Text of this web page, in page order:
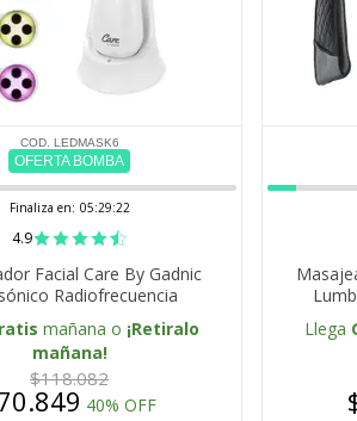
COD. LEDMASK6
OFERTA BOMBA
Finaliza en: 05:29:21
4.9
Facial Care By Gadnic
Radiofrecuencia
mañana o ¡Retiralo
mañana!
$118.082
40% OFF
Llega